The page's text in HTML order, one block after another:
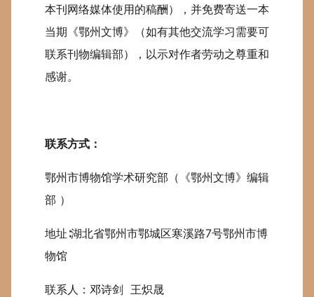
本刊网络媒体使用的稿酬），并免费寄送一本
当期《鄂州文博》（如有其他交流学习需要可
联系刊物编辑部），以示对作者劳动之尊重和
感谢。
联系方式：
鄂州市博物馆学术研究部（《鄂州文博》编辑
部 ）
地址∶湖北省鄂州市鄂城区寒溪路7号鄂州市博
物馆
联系人：邓诗剑 王炽晟